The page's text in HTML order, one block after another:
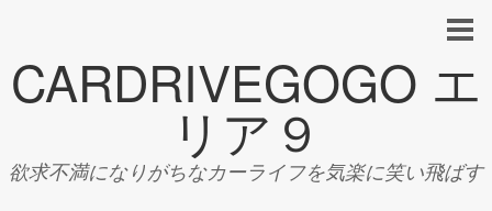
CARDRIVEGOGO エ
リア９
欲求不満になりがちなカーライフを気楽に笑い飛ばす